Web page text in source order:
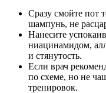
Сразу смойте пот
шампунь, не
Нанесите
ниацинамидом,
и стянутость.
Если врач
по схеме, но не
тренировок.